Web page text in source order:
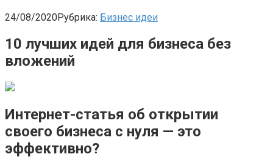
24/08/2020Рубрика: Бизнес идеи
10 лучших идей для бизнеса без
вложений
Интернет-статья об открытии
своего бизнеса с нуля — это
эффективно?